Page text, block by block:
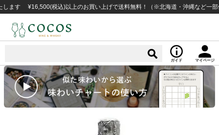
¥16,500(税込)以上のお買い上げで送料無料！（※北海道・沖縄など一部例外
ガイド マイページ